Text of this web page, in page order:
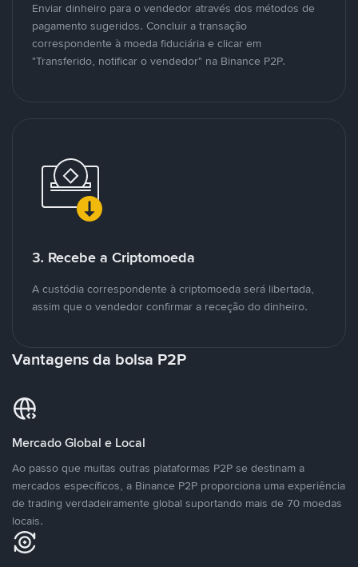
Enviar dinheiro para o vendedor através dos métodos de
pagamento sugeridos. Concluir a transação
correspondente à moeda fiduciária e clicar em
"Transferido, notificar o vendedor" na Binance P2P.
3. Recebe a Criptomoeda
A custódia correspondente à criptomoeda será libertada,
assim que o vendedor confirmar a receção do dinheiro.
Vantagens da bolsa P2P
Mercado Global e Local
Ao passo que muitas outras plataformas P2P se destinam a
mercados específicos, a Binance P2P proporciona uma experiência
de trading verdadeiramente global suportando mais de 70 moedas
locais.